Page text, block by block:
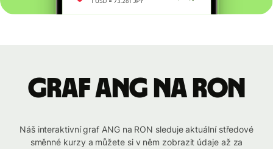
graf ANG na RON
Náš interaktivní graf ANG na RON sleduje aktuální středové
směnné kurzy a můžete si v něm zobrazit údaje až za